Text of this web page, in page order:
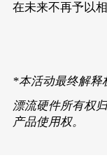
在未来不再予以
*本活动最终解释
漂流硬件所有权
产品使用权。